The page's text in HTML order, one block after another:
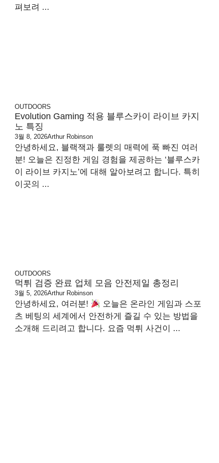
펴보려 ...
OUTDOORS
Evolution Gaming 적용 블루스카이 라이브 카지
노 특징
3월 8, 2026Arthur Robinson
안녕하세요, 블랙잭과 룰렛의 매력에 푹 빠진 여러
분! 오늘은 진정한 게임 경험을 제공하는 ‘블루스카
이 라이브 카지노’에 대해 알아보려고 합니다. 특히
이곳의 ...
OUTDOORS
먹튀 검증 완료 업체 모음 안전제일 총정리
3월 5, 2026Arthur Robinson
안녕하세요, 여러분!
오늘은 온라인 게임과 스포
츠 베팅의 세계에서 안전하게 즐길 수 있는 방법을
소개해 드리려고 합니다. 요즘 먹튀 사건이 ...